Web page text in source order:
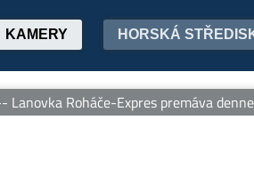
KAMERY HORSKÁ
Roháče-Expres premáva denne.